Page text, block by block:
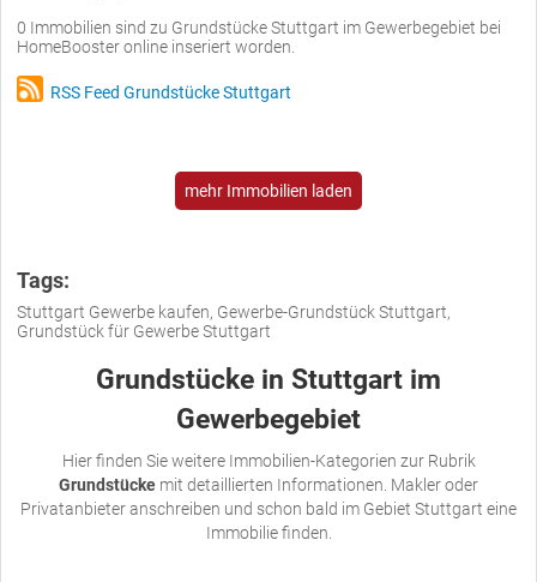
0 Immobilien sind zu Grundstücke Stuttgart im Gewerbegebiet bei
HomeBooster online inseriert worden.
RSS Feed Grundstücke Stuttgart
mehr Immobilien laden
Tags:
Stuttgart Gewerbe kaufen, Gewerbe-Grundstück Stuttgart,
Grundstück für Gewerbe Stuttgart
Grundstücke in Stuttgart im
Gewerbegebiet
Hier finden Sie weitere Immobilien-Kategorien zur Rubrik
Grundstücke mit detaillierten Informationen. Makler oder
Privatanbieter anschreiben und schon bald im Gebiet Stuttgart eine
Immobilie finden.